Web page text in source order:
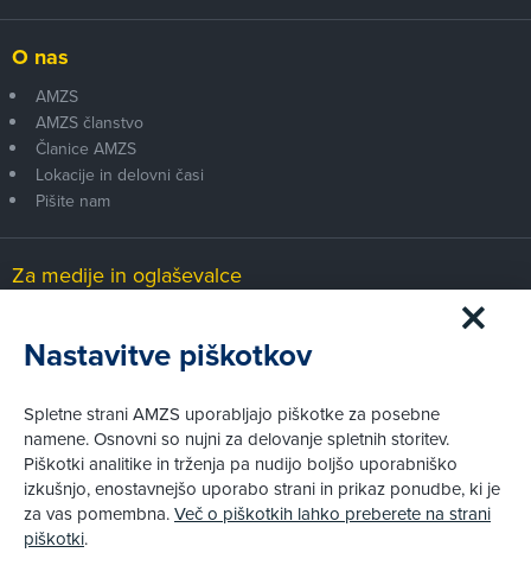
O nas
AMZS
AMZS članstvo
Članice AMZS
Lokacije in delovni časi
Pišite nam
Za medije in oglaševalce
Piškotki
Politika zasebnosti
Informacije o obdelavi osebnih podatkov - videonadzor
Pravno obvestilo
Izvensodno reševanje potrošniških sporov
Nastavitve piškotkov
Spletne strani AMZS uporabljajo piškotke za posebne
namene. Osnovni so nujni za delovanje spletnih storitev.
Piškotki analitike in trženja pa nudijo boljšo uporabniško
izkušnjo, enostavnejšo uporabo strani in prikaz ponudbe, ki je
za vas pomembna.Več o piškotkih lahko preberete na strani
piškotki.